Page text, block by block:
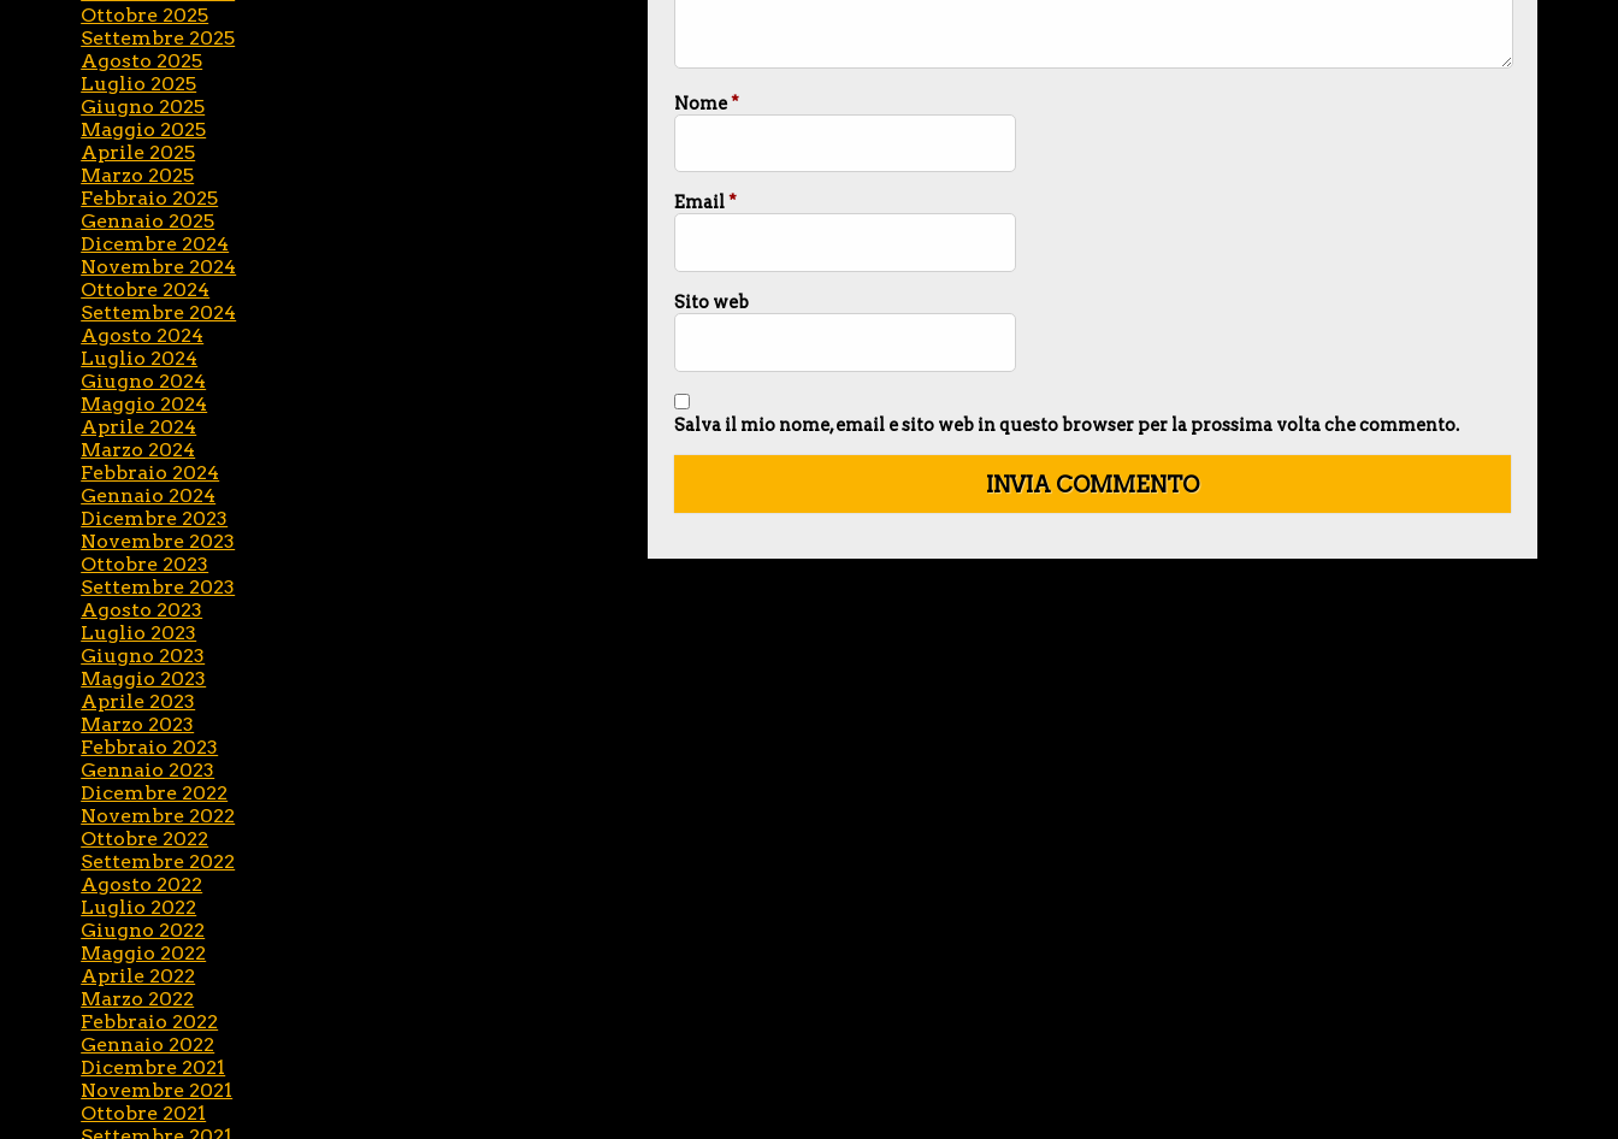
Nome*
Email*
Sito web
Salva il mio nome, email e sito web in questo browser per la prossima volta che commento.
Ottobre 2025
Settembre 2025
Agosto 2025
Luglio 2025
Giugno 2025
Maggio 2025
Aprile 2025
Marzo 2025
Febbraio 2025
Gennaio 2025
Dicembre 2024
Novembre 2024
Ottobre 2024
Settembre 2024
Agosto 2024
Luglio 2024
Giugno 2024
Maggio 2024
Aprile 2024
Marzo 2024
Febbraio 2024
Gennaio 2024
Dicembre 2023
Novembre 2023
Ottobre 2023
Settembre 2023
Agosto 2023
Luglio 2023
Giugno 2023
Maggio 2023
Aprile 2023
Marzo 2023
Febbraio 2023
Gennaio 2023
Dicembre 2022
Novembre 2022
Ottobre 2022
Settembre 2022
Agosto 2022
Luglio 2022
Giugno 2022
Maggio 2022
Aprile 2022
Marzo 2022
Febbraio 2022
Gennaio 2022
Dicembre 2021
Novembre 2021
Ottobre 2021